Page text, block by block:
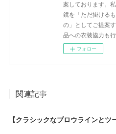
案しております。
鏡を「ただ掛ける
の」としてご提案
品への衣装協力も行
フォロー
関連記事